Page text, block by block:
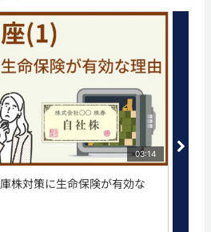
生命保険
03:14
株対策に生命保険が有効な